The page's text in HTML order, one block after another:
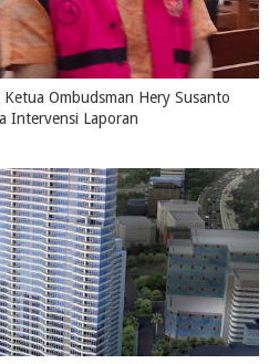
Ombudsman Hery Susanto
Intervensi Laporan